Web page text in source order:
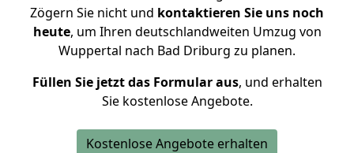
Zögern Sie nicht und kontaktieren Sie uns noch
heute, um Ihren deutschlandweiten Umzug von
Wuppertal nach Bad Driburg zu planen.
Füllen Sie jetzt das Formular aus, und erhalten
Sie kostenlose Angebote.
Kostenlose Angebote erhalten